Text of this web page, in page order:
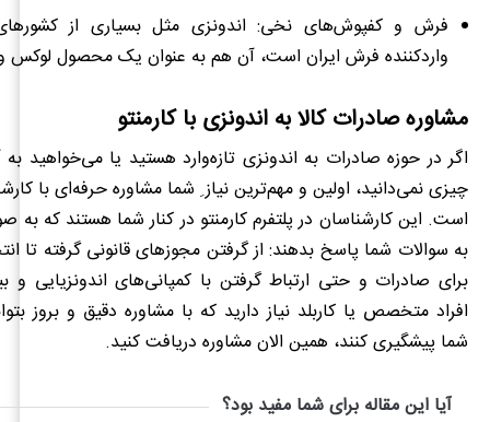
فرش و کفپوش‌های نخی: اندونزی مثل بسیاری از
واردکننده فرش ایران است، آن هم به عنوان یک محصول لوکس
مشاوره صادرات کالا به اندونزی با کارمنتو
اگر در حوزه صادرات به اندونزی تازه‌وارد هستید یا میخواهید
چیزی نمی‌دانید، اولین و مهمترین نیاز ِ شما مشاوره حرفه‌ای با
است. این کارشناسان در پلتفرم کارمنتو در کنار شما هستند که به
به سوالات شما پاسخ بدهند: از گرفتن مجوزهای قانونی گرفته تا
برای صادرات و حتی ارتباط گرفتن با کمپانی‌های اندونزیایی و
افراد متخصص یا کاربلد نیاز دارید که با مشاوره دقیق و بروز
شما پیشگیری کنند، همین الان مشاوره دریافتکنید.
آیا این مقاله برای شما مفید بود؟